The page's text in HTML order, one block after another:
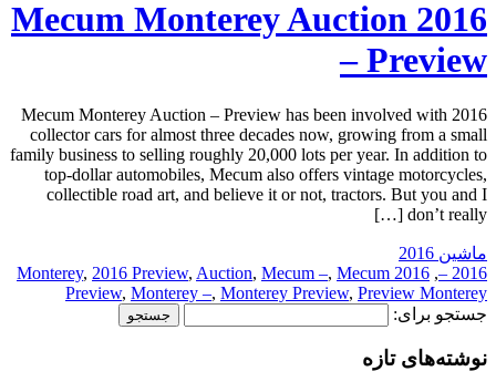
2016 Mecum Monterey Auction
– Preview
2016 Mecum Monterey Auction – Preview has been involved with
collector cars for almost three decades now, growing from a small
family business to selling roughly 20,000 lots per year. In addition to
top-dollar automobiles, Mecum also offers vintage motorcycles,
collectible road art, and believe it or not, tractors. But you and I
don’t really […]
ماشین 2016
2016 –
,
2016 Monterey
, 2016 Preview, Auction, Mecum –, Mecum
Preview, Monterey –, Monterey Preview, Preview Monterey
جستجو برای:
نوشته‌های تازه